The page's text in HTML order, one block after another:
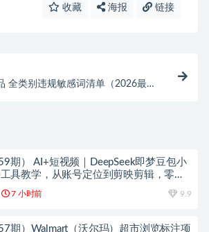
收藏 海报 链接
全类别违规敏感词清单（2026最
期） AI+短视频｜DeepSeek即梦豆包小
具教学，从账号定位到剪映剪辑，零基
7 小时前 9.9
期）Walmart（沃尔玛）超市浏览标注项